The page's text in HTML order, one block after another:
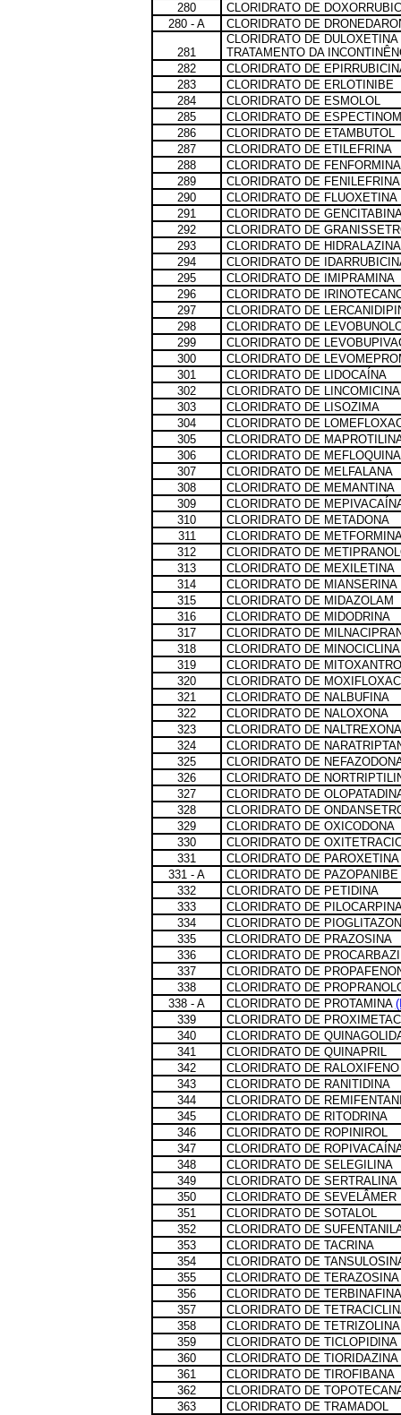
280
CLORIDRATO DE
280 - A
CLORIDRATO DE
281
CLORIDRATO DE
TRATAMENTO DA
282
CLORIDRATO DE
283
CLORIDRATO DE ERLOTINIBE
284
CLORIDRATO DE ESMOLOL
285
CLORIDRATO DE
286
CLORIDRATO DE ETAMBUTOL
287
CLORIDRATO DE ETILEFRINA
288
CLORIDRATO DE FENFORMINA
289
CLORIDRATO DE FENILEFRINA
290
CLORIDRATO DE FLUOXETINA
291
CLORIDRATO DE
292
CLORIDRATO DE
293
CLORIDRATO DE HIDRALAZINA
294
CLORIDRATO DE
295
CLORIDRATO DE IMIPRAMINA
296
CLORIDRATO DE
297
CLORIDRATO DE
298
CLORIDRATO DE
299
CLORIDRATO DE
300
CLORIDRATO DE
301
CLORIDRATO DE LIDOCAÍNA
302
CLORIDRATO DE LINCOMICINA
303
CLORIDRATO DE LISOZIMA
304
CLORIDRATO DE
305
CLORIDRATO DE
306
CLORIDRATO DE MEFLOQUINA
307
CLORIDRATO DE MELFALANA
308
CLORIDRATO DE MEMANTINA
309
CLORIDRATO DE
310
CLORIDRATO DE METADONA
311
CLORIDRATO DE
312
CLORIDRATO DE
313
CLORIDRATO DE MEXILETINA
314
CLORIDRATO DE MIANSERINA
315
CLORIDRATO DE MIDAZOLAM
316
CLORIDRATO DE MIDODRINA
317
CLORIDRATO DE
318
CLORIDRATO DE MINOCICLINA
319
CLORIDRATO DE
320
CLORIDRATO DE
321
CLORIDRATO DE NALBUFINA
322
CLORIDRATO DE NALOXONA
323
CLORIDRATO DE NALTREXONA
324
CLORIDRATO DE
325
CLORIDRATO DE
326
CLORIDRATO DE
327
CLORIDRATO DE
328
CLORIDRATO DE
329
CLORIDRATO DE OXICODONA
330
CLORIDRATO DE
331
CLORIDRATO DE PAROXETINA
331 - A
CLORIDRATO DE PAZOPANIBE
332
CLORIDRATO DE PETIDINA
333
CLORIDRATO DE
334
CLORIDRATO DE
335
CLORIDRATO DE PRAZOSINA
336
CLORIDRATO DE
337
CLORIDRATO DE
338
CLORIDRATO DE
338 - A
CLORIDRATO DE PROTAMINA
339
CLORIDRATO DE
340
CLORIDRATO DE
341
CLORIDRATO DE QUINAPRIL
342
CLORIDRATO DE RALOXIFENO
343
CLORIDRATO DE RANITIDINA
344
CLORIDRATO DE
345
CLORIDRATO DE RITODRINA
346
CLORIDRATO DE ROPINIROL
347
CLORIDRATO DE
348
CLORIDRATO DE SELEGILINA
349
CLORIDRATO DE SERTRALINA
350
CLORIDRATO DE SEVELÂMER
351
CLORIDRATO DE SOTALOL
352
CLORIDRATO DE
353
CLORIDRATO DE TACRINA
354
CLORIDRATO DE
355
CLORIDRATO DE TERAZOSINA
356
CLORIDRATO DE TERBINAFINA
357
CLORIDRATO DE
358
CLORIDRATO DE TETRIZOLINA
359
CLORIDRATO DE TICLOPIDINA
360
CLORIDRATO DE TIORIDAZINA
361
CLORIDRATO DE TIROFIBANA
362
CLORIDRATO DE
363
CLORIDRATO DE TRAMADOL